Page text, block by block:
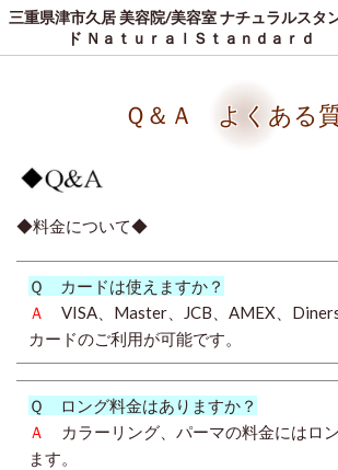
三重県津市久居 美容院/美容室 ナチュラルスタ
ド ＮａｔｕｒａｌＳｔａｎｄａｒｄ
Ｑ＆Ａ よくある
◆料金について◆
Ｑ カードは使えますか？
Ａ
VISA、Master、JCB、AMEX、
カードのご利用が可能です。
Ｑ ロング料金はありますか？
Ａ
カラーリング、パーマの料金にはロ
ます。